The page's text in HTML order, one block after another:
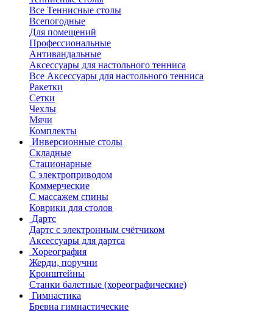
Все Теннисные столы
Всепогодные
Для помещений
Профессиональные
Антивандальные
Аксессуары для настольного тенниса
Все Аксессуары для настольного тенниса
Ракетки
Сетки
Чехлы
Мячи
Комплекты
Инверсионные столы
Складные
Стационарные
С электроприводом
Коммерческие
С массажем спины
Коврики для столов
Дартс
Дартс с электронным счётчиком
Аксессуары для дартса
Хореография
Жерди, поручни
Кронштейны
Станки балетные (хореографические)
Гимнастика
Бревна гимнастические